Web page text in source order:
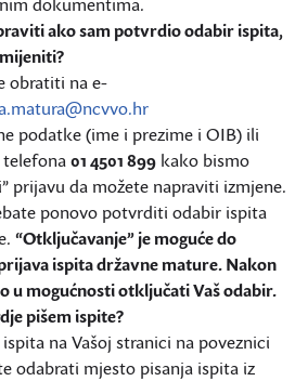
ako sam potvrdio odabir ispita,
obratiti na e-
podatke (ime i prezime i OIB) ili
01 4501 899 kako bismo
prijavu da možete napraviti izmjene.
ponovo potvrditi odabir ispita
“Otključavanje” je moguće do
ispita državne mature. Nakon
u mogućnosti otključati Vaš odabir.
pišem ispite?
na Vašoj stranici na poveznici
odabrati mjesto pisanja ispita iz